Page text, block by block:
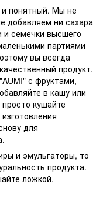
и понятный. Мы не
добавляем ни сахара
и семечки высшего
партиями
вы всегда
продукт.
с фруктами,
в кашу или
кушайте
для
и эмульгаторы, то
продукта.
ложкой.